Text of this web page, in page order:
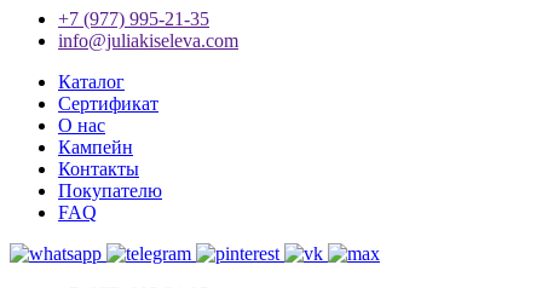
+7 (977) 995-21-35
info@juliakiseleva.com
Каталог
Сертификат
О нас
Кампейн
Контакты
Покупателю
FAQ